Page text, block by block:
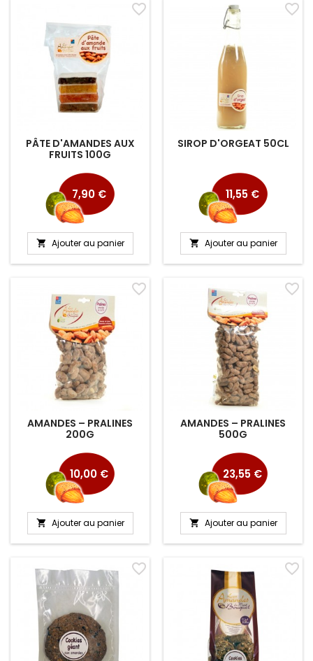
PÂTE D'AMANDES AUX
FRUITS 100G
Prix
7,90 €
 Ajouter au panier
favorite_border
SIROP D'ORGEAT 50CL
Prix
11,55 €
 Ajouter au panier
favorite_border
AMANDES – PRALINES
200G
Prix
10,00 €
 Ajouter au panier
favorite_border
AMANDES – PRALINES
500G
Prix
23,55 €
 Ajouter au panier
favorite_border
favorite_border favorite_border